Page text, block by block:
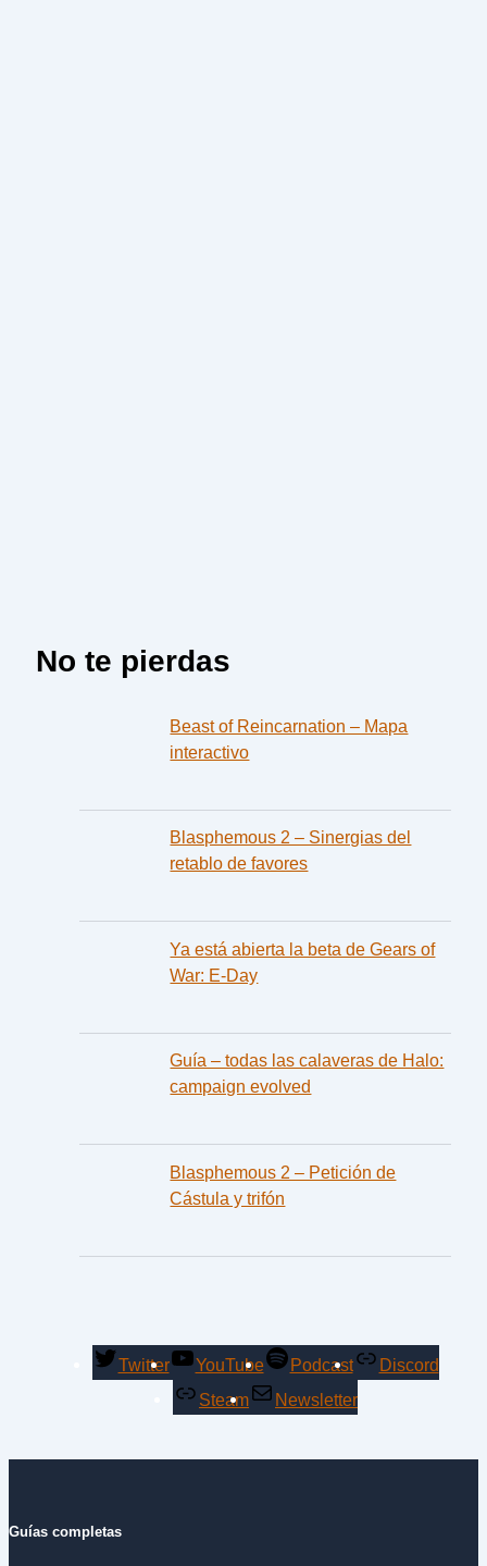
No te pierdas
Beast of Reincarnation – Mapa
interactivo
Blasphemous 2 – Sinergias del
retablo de favores
Ya está abierta la beta de Gears of
War: E-Day
Guía – todas las calaveras de Halo:
campaign evolved
Blasphemous 2 – Petición de
Cástula y trifón
Twitter YouTube Podcast
Discord
Steam
Newsletter
Guías completas